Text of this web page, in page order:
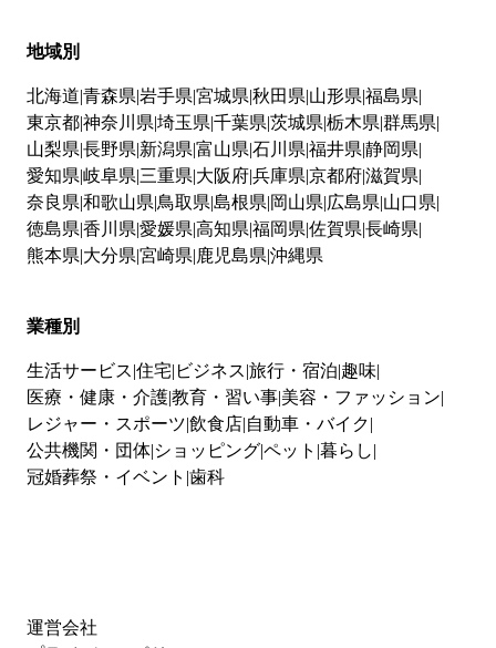
地域別
北海道 青森県 岩手県 宮城県 秋田県 山形県 福島県
東京都神奈川県 埼玉県 千葉県 茨城県 栃木県 群馬県
山梨県 長野県 新潟県 富山県 石川県 福井県 静岡県
愛知県 岐阜県 三重県 大阪府兵庫県 京都府滋賀県
奈良県 和歌山県 鳥取県 島根県 岡山県 広島県 山口県
徳島県 香川県 愛媛県 高知県 福岡県 佐賀県 長崎県
熊本県 大分県 宮崎県 鹿児島県 沖縄県
業種別
生活サービス 住宅 ビジネス 旅行・宿泊 趣味
医療・健康・介護教育・習い事 美容・ファッション
レジャー・スポーツ 飲食店 自動車・バイク
公共機関・団体 ショッピングペット 暮らし
冠婚葬祭・イベント 歯科
運営会社